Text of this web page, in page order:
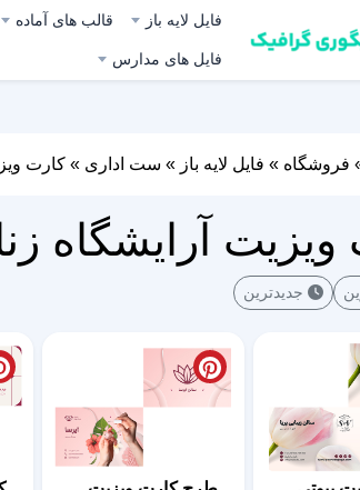
فایل لایه باز قالب های آماده
فایل های مدارس
فروشگاه » فایل لایه باز » ست اداری » کارت
آرایشگاه
جدیدترین